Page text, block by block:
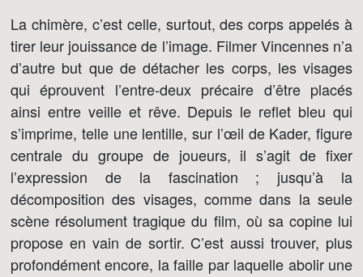
La chimère, c’est celle, surtout, des corps appelés à
tirer leur jouissance de l’image. Filmer Vincennes n’a
d’autre but que de détacher les corps, les visages
qui éprouvent l’entre-deux précaire d’être placés
ainsi entre veille et rêve. Depuis le reflet bleu qui
s’imprime, telle une lentille, sur l’œil de Kader, figure
centrale du groupe de joueurs, il s’agit de fixer
l’expression de la fascination ; jusqu’à la
décomposition des visages, comme dans la seule
scène résolument tragique du film, où sa copine lui
propose en vain de sortir. C’est aussi trouver, plus
profondément encore, la faille par laquelle abolir une